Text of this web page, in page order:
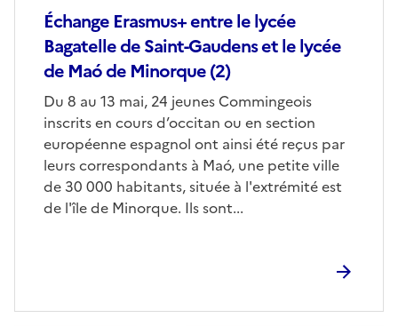
Échange Erasmus+ entre le lycée
Bagatelle de Saint-Gaudens et le lycée
de Maó de Minorque (2)
Corps
Du 8 au 13 mai, 24 jeunes Commingeois
inscrits en cours d’occitan ou en section
européenne espagnol ont ainsi été reçus par
leurs correspondants à Maó, une petite ville
de 30 000 habitants, située à l'extrémité est
de l'île de Minorque. Ils sont...